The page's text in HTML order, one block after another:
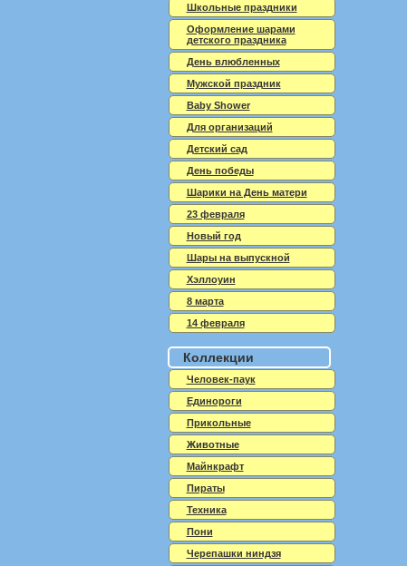
Школьные праздники
Оформление шарами
детского праздника
День влюбленных
Мужской праздник
Baby Shower
Для организаций
Детский сад
День победы
Шарики на День матери
23 февраля
Новый год
Шары на выпускной
Хэллоуин
8 марта
14 февраля
Коллекции
Человек-паук
Единороги
Прикольные
Животные
Майнкрафт
Пираты
Техника
Пони
Черепашки ниндзя